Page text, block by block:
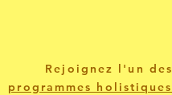
Rejoignez l'un des
programmes holistiques